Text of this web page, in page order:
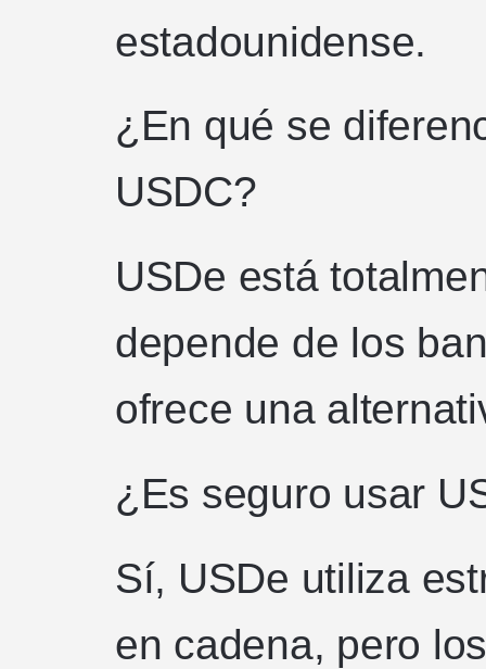
estadounidense.
¿En qué se
USDC?
USDe está
depende de los
ofrece una
¿Es seguro usar
Sí, USDe utiliza
en cadena, pero